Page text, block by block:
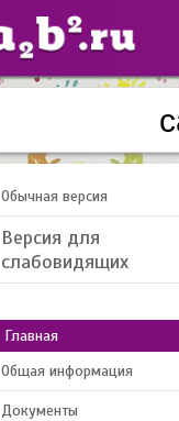
Добавлено — 10947
Обычная версия
Версия для
слабовидящих
Главная
Общая информация
Документы